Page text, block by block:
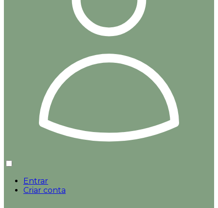
Entrar
Criar conta